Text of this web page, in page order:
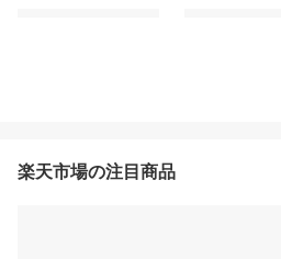
楽天市場の注目商品